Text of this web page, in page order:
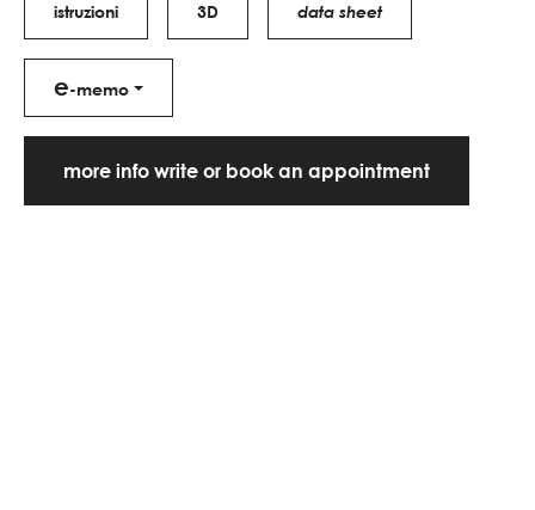
istruzioni 3D data sheet
e-memo
more info write or book an appointment